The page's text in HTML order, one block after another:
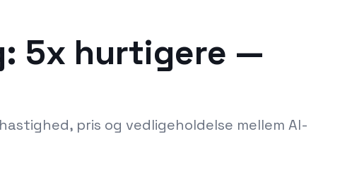
5x hurtigere —
pris og vedligeholdelse mellem AI-